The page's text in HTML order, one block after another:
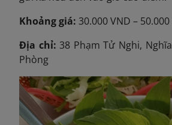
Khoảng giá: 30.000 VND –
Địa chỉ: 38 Phạm Tử Nghi,
Phòng